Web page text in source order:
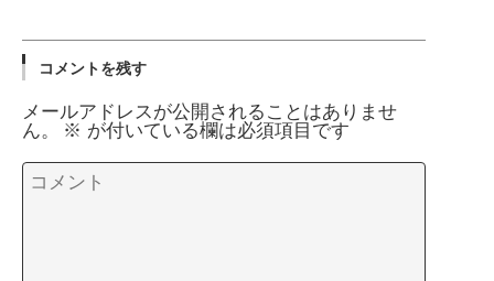
コメントを残す
メールアドレスが公開されることはありませ
ん。
※ が付いている欄は必須項目です